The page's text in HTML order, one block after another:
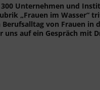
Unternehmen und
„Frauen im Wasser“
von Frauen in
auf ein Gespräch mit